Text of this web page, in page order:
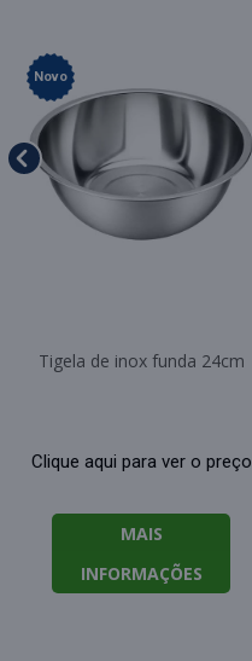
Novo
Tigela de inox funda 24cm
Clique aqui para ver o preço
MAIS
INFORMAÇÕES